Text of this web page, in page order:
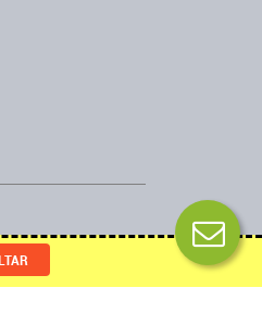
Desenvolvido por